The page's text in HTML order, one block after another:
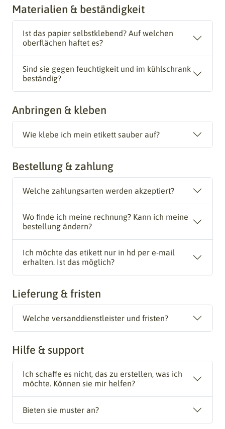
Materialien & beständigkeit
Ist das papier selbstklebend? Auf welchen
oberflächen haftet es?
Sind sie gegen feuchtigkeit und im kühlschrank
beständig?
Anbringen & kleben
Wie klebe ich mein etikett sauber auf?
Bestellung & zahlung
Welche zahlungsarten werden akzeptiert?
Wo finde ich meine rechnung? Kann ich meine
bestellung ändern?
Ich möchte das etikett nur in hd per e-mail
erhalten. Ist das möglich?
Lieferung & fristen
Welche versanddienstleister und fristen?
Hilfe & support
Ich schaffe es nicht, das zu erstellen, was ich
möchte. Können sie mir helfen?
Bieten sie muster an?